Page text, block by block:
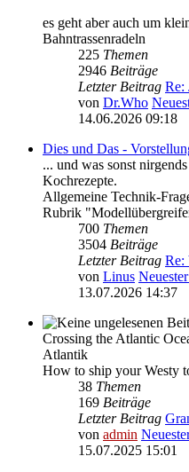
es geht aber auch um
Bahntrassenradeln
225 Themen
2946 Beiträge
Letzter Beitrag Re:
von Dr.Who
14.06.2026 09:18
Dies und Das -
... und was sonst
Kochrezepte.
Allgemeine Technik-
Rubrik
700 Themen
3504 Beiträge
Letzter Beitrag Re:
von Linus
13.07.2026 14:37
Crossing the Atlantic
Atlantik
How to ship your Westy
38 Themen
169 Beiträge
Letzter Beitrag
von admin
15.07.2025 15:01